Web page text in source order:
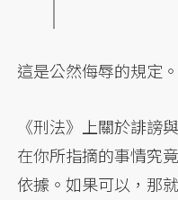
這是公然侮辱的規定。
《刑法》上關於誹謗
在你所指摘的事情究
依據。如果可以，那